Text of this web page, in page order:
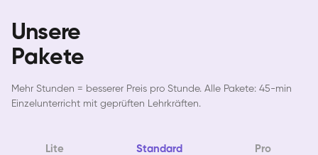
Unsere
Pakete
Mehr Stunden = besserer Preis pro Stunde. Alle Pakete: 45-min
Einzelunterricht mit geprüften Lehrkräften.
Lite Standard Pro